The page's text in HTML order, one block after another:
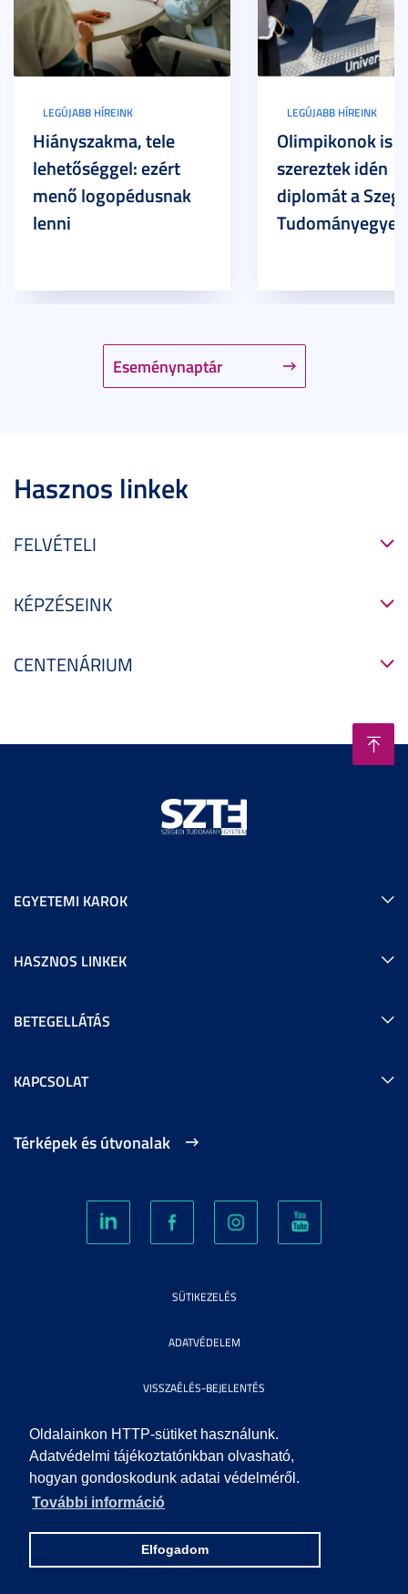
Oldalainkon HTTP-sütiket használunk.
Adatvédelmi tájékoztatónkban olvasható,
hogyan gondoskodunk adatai védelméről.
További információ
Elfogadom
Eseménynaptár
LEGÚJABB HÍREINK
Hiányszakma, tele
lehetőséggel: ezért
menő logopédusnak
lenni
LEGÚJABB HÍREINK
Olimpikonok is
szereztek idén
diplomát a
Hasznos linkek
FELVÉTELI
KÉPZÉSEINK
CENTENÁRIUM
EGYETEMI KAROK
HASZNOS LINKEK
BETEGELLÁTÁS
KAPCSOLAT
Térképek és útvonalak
SÜTIKEZELÉS
ADATVÉDELEM
VISSZAÉLÉS-BEJELENTÉS
KÖZÉRDEKŰ ADATOK
IMPRESSZUM